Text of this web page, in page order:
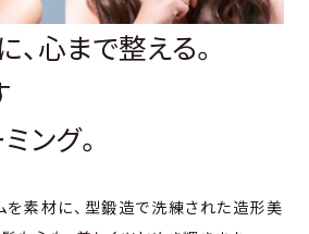
、心まで整える。
ング。
を素材に、型鍛造で洗練された造形美